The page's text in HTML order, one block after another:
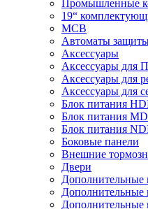
Промышленные
19“
MCB
Автоматы
Аксессуары
Аксессуары для
Аксессуары для
Аксессуары для
Блок питания
Блок питания
Блок питания
Боковые панели
Внешние
Двери
Дополнительные
Дополнительные
Дополнительные